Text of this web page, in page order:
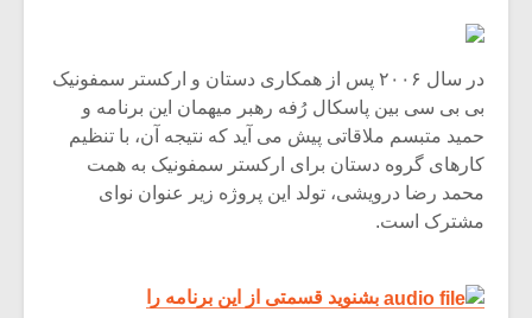
در سال ۲۰۰۶ پس از همکاری دستان و ارکستر سمفونیک
بی بی سی بین پاسکال رُفه رهبر میهمان این برنامه و
حمید متبسم ملاقاتی پیش می آید که نتیجه آن، با تنظیم
کارهای گروه دستان برای ارکستر سمفونیک به همت
محمد رضا درویشی، تولد این پروژه زیر عنوان نوای
مشترک است.
بشنوید قسمتی از این برنامه را